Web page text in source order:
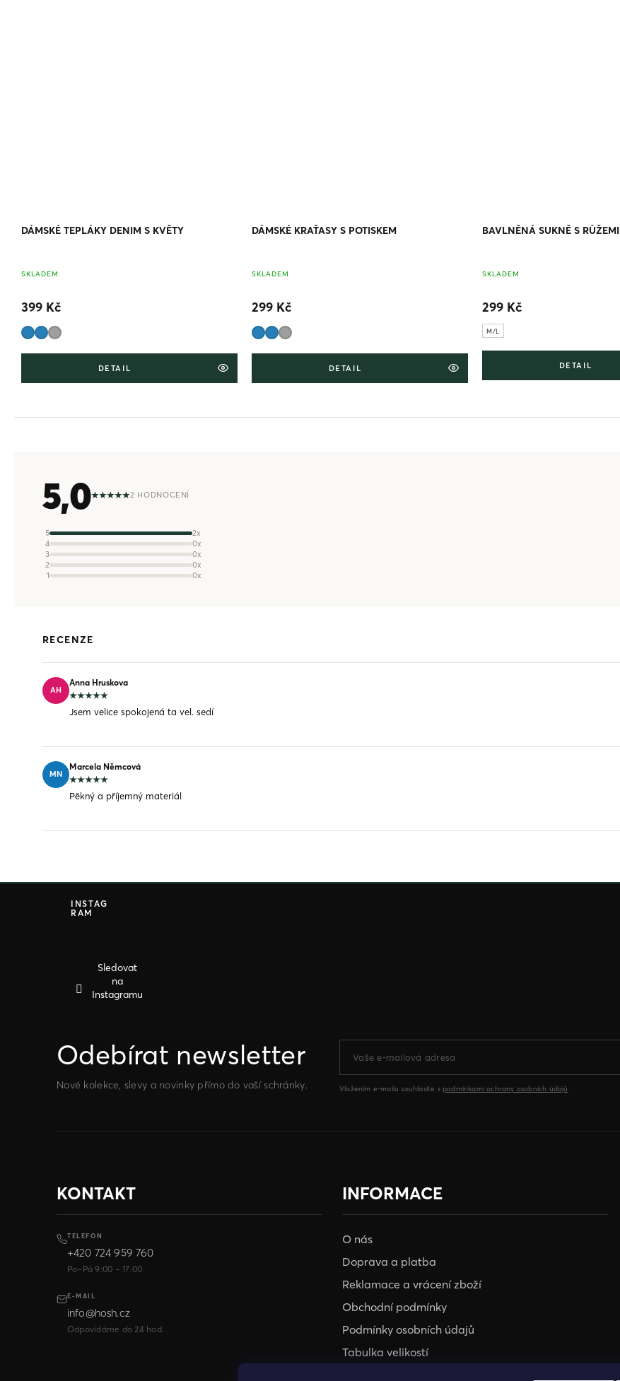
DÁMSKÉ TEPLÁKY DENIM S KVĚTY
SKLADEM
399 Kč
DETAIL
DÁMSKÉ KRAŤASY S POTISKEM
SKLADEM
299 Kč
DETAIL
BAVLNĚNÁ SUKNĚ S RŮŽEMI
SKLADEM
299 Kč
M/L
DETAIL
5,0 2 HODNOCENÍ
5
2x
4
0x
3
0x
2
0x
1
0x
RECENZE
AH
Anna Hruskova
Jsem velice spokojená ta vel. sedí
MN
Marcela Němcová
Pěkný a příjemný materiál
INSTAG
RAM
Sledovat
na
Instagramu
Odebírat newsletter
Nové kolekce, slevy a novinky přímo do vaší schránky. Vložením e-mailu souhlasíte s podmínkami ochrany osobních údajů
KONTAKT
TELEFON
+420 724 959 760
Po–Pá 9:00 – 17:00
E-MAIL
info@hosh.cz
Odpovídáme do 24 hod.
INFORMACE
O nás
Doprava a platba
Reklamace a vrácení zboží
Obchodní podmínky
Podmínky osobních údajů
Tabulka velikostí